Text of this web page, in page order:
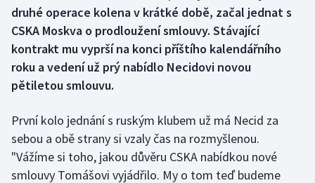
Box
Curling
Dostihy
Florbal
Futsal
druhé operace kolena v krátké době, začal jednat s
CSKA Moskva o prodloužení smlouvy. Stávající
kontrakt mu vyprší na konci příštího kalendářního
roku a vedení už prý nabídlo Necidovi novou
pětiletou smlouvu.
První kolo jednání s ruským klubem už má Necid za
sebou a obě strany si vzaly čas na rozmyšlenou.
"Vážíme si toho, jakou důvěru CSKA nabídkou nové
smlouvy Tomášovi vyjádřilo. My o tom teď budeme